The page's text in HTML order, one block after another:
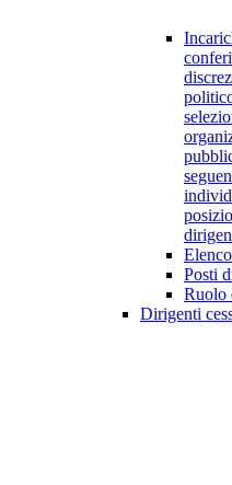
Posti
Ruolo
Dirigenti